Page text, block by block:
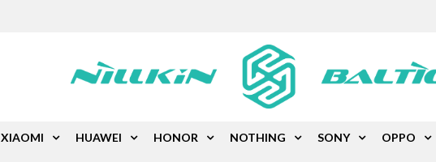
XIAOMI HUAWEI HONOR NOTHING SONY OPPO